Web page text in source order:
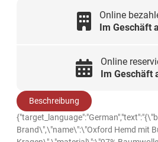
Online
Im Geschäft
Online
Im Geschäft
Beschreibung
Brand\",\"name\":\"Oxford Hemd mit